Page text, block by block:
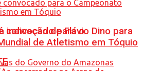
indicação de Flávio Dino para
convocado para o
de Atletismo em Tóquio